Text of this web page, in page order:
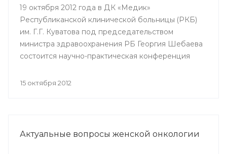
19 октября 2012 года в ДК «Медик»
Республиканской клинической больницы (РКБ)
им. Г.Г. Куватова под председательством
министра здравоохранения РБ Георгия Шебаева
состоится научно-практическая конференция
посвященная 50-летнему юбилею
15 октября 2012
Актуальные вопросы женской онкологии